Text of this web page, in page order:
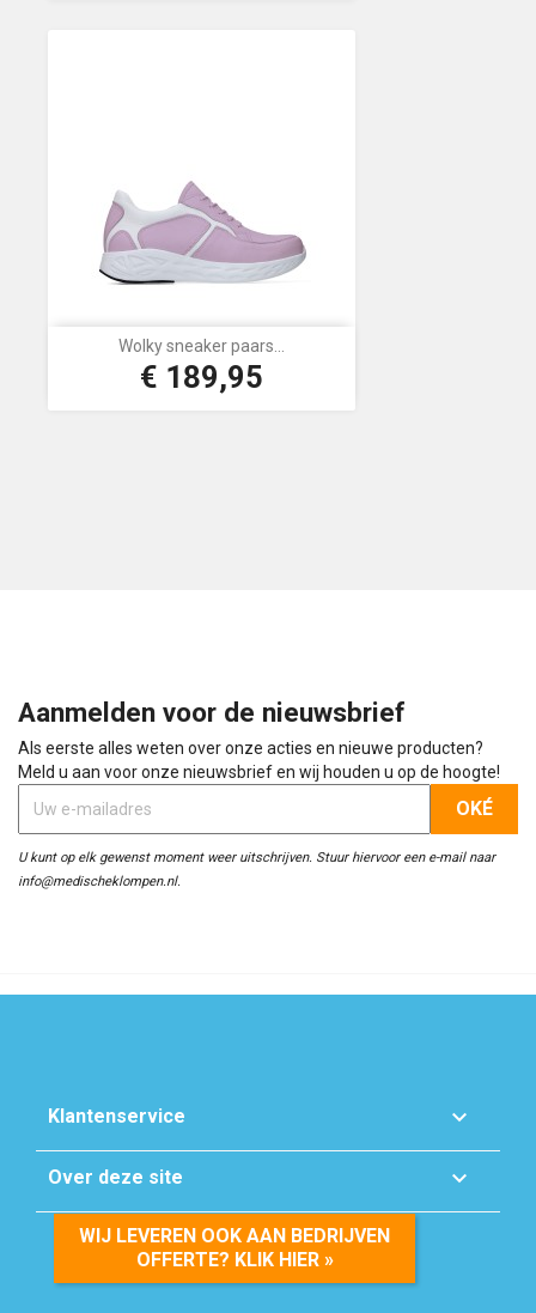
Wolky sneaker paars...
Prijs
€ 189,95
Aanmelden voor de nieuwsbrief
Als eerste alles weten over onze acties en nieuwe producten?
Meld u aan voor onze nieuwsbrief en wij houden u op de hoogte!
U kunt op elk gewenst moment weer uitschrijven. Stuur hiervoor een e-mail naar
info@medischeklompen.nl.
Klantenservice 
Over deze site 
WIJ LEVEREN OOK AAN BEDRIJVEN
OFFERTE? KLIK HIER »